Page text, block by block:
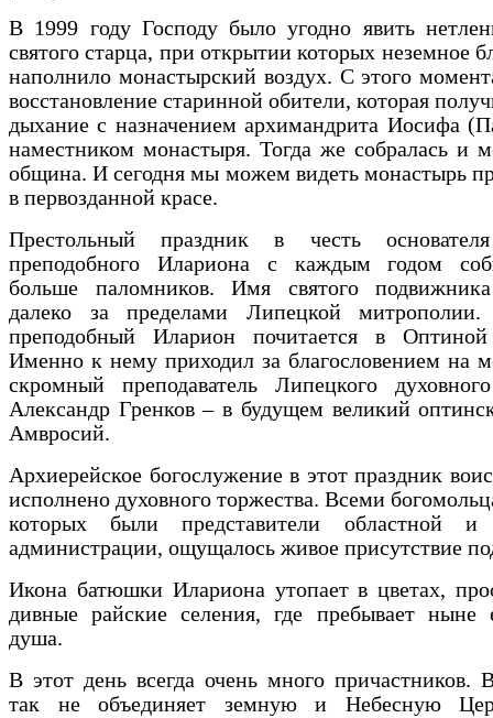
В 1999 году Господу было угодно явить
святого старца, при открытии которых неземное
наполнило монастырский воздух. С этого
восстановление старинной обители, которая
дыхание с назначением архимандрита Иосифа
наместником монастыря. Тогда же собралась и
община. И сегодня мы можем видеть монастырь
в первозданной красе.
Престольный праздник в честь
преподобного Илариона с каждым годом
больше паломников. Имя святого подвижника
далеко за пределами Липецкой митрополии.
преподобный Иларион почитается в
Именно к нему приходил за благословением на
скромный преподаватель Липецкого
Александр Гренков – в будущем великий
Амвросий.
Архиерейское богослужение в этот праздник
исполнено духовного торжества. Всеми
которых были представители областной и
администрации, ощущалось живое присутствие
Икона батюшки Илариона утопает в цветах,
дивные райские селения, где пребывает ныне
душа.
В этот день всегда очень много причастников.
так не объединяет земную и Небесную